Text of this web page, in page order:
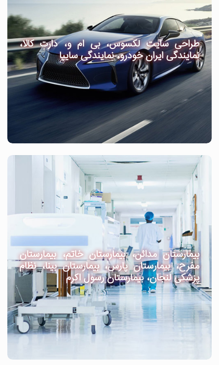
طراحی سایت لکسوس، بی ام و، دارت کالا،
نمایندگی ایران خودرو، نمایندگی سایپا
بیمارستان مدائن، بیمارستان خاتم، بیمارستان
مفرح، بیمارستان پارس، بیمارستان بینا، نظام
پزشکی لنجان، بیمارستان رسول اکرم